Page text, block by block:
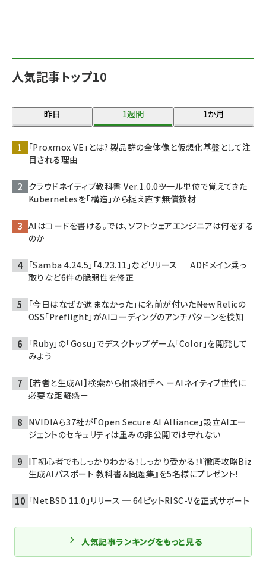
人気記事トップ10
昨日 1週間 1か月
「Proxmox VE」とは? 製品群の全体像と仮想化基盤として注
目される理由
クラウドネイティブ教科書 Ver.1.0.0――ツール単位で覚えてきた
Kubernetesを「構造」から捉え直す無償教材
AIはコードを書ける。では、ソフトウェアエンジニアは何をする
のか
「Samba 4.24.5」「4.23.11」などリリース ─ ADドメイン乗っ
取りなど6件の脆弱性を修正
「今日はなぜか進まなかった」に名前が付いた――New Relicの
OSS「Preflight」がAIコーディングのアンチパターンを検知
「Ruby」の「Gosu」でデスクトップゲーム「Color」を開発して
みよう
【若者と生成AI】検索から相談相手へ ーAIネイティブ世代に
必要な距離感ー
NVIDIAら37社が「Open Secure AI Alliance」設立――AIエー
ジェントのセキュリティは重みの非公開では守れない
IT初心者でもしっかりわかる！しっかり受かる！『徹底攻略Biz
生成AIパスポート 教科書＆問題集』を5名様にプレゼント！
「NetBSD 11.0」リリース ─ 64ビットRISC-Vを正式サポート
人気記事ランキングをもっと見る